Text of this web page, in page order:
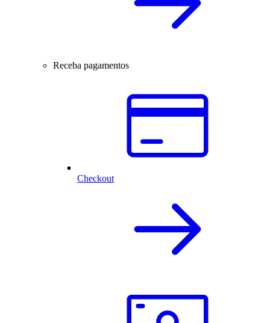
Receba pagamentos
Checkout